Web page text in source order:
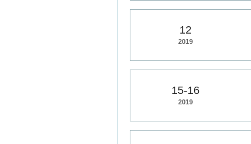
12
2019
15-16
2019